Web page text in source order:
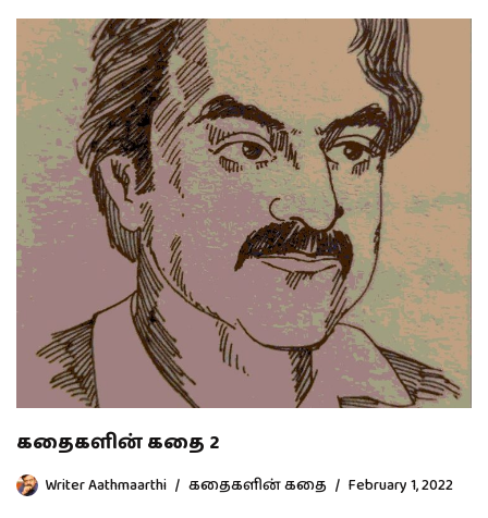
கதைகளின் கதை 2
Writer Aathmaarthi கதைகளின் கதை February 1, 2022